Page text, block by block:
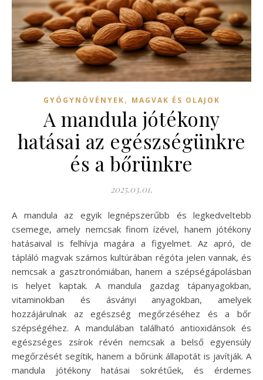
GYÓGYNÖVÉNYEK, MAGVAK ÉS OLAJOK
A mandula jótékony
hatásai az egészségünkre
és a bőrünkre
2025.03.01.
A mandula az egyik legnépszerűbb és legkedveltebb
csemege, amely nemcsak finom ízével, hanem jótékony
hatásaival is felhívja magára a figyelmet. Az apró, de
tápláló magvak számos kultúrában régóta jelen vannak, és
nemcsak a gasztronómiában, hanem a szépségápolásban
is helyet kaptak. A mandula gazdag tápanyagokban,
vitaminokban és ásványi anyagokban, amelyek
hozzájárulnak az egészség megőrzéséhez és a bőr
szépségéhez. A mandulában található antioxidánsok és
egészséges zsírok révén nemcsak a belső egyensúly
megőrzését segítik, hanem a bőrünk állapotát is javítják. A
mandula jótékony hatásai sokrétűek, és érdemes